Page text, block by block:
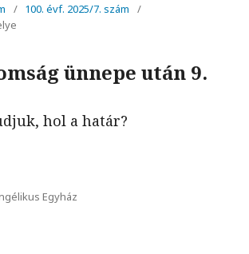
/ 100. évf. 2025/7. szám
/
ünnepe után 9.
hol a határ?
Egyház